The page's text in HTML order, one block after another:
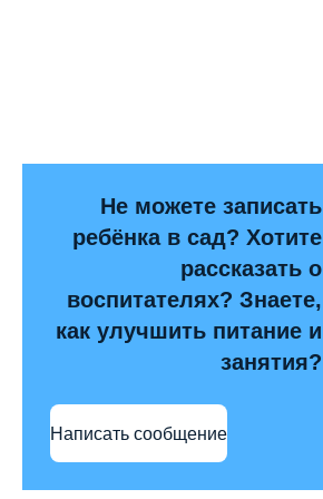
Не можете записать
ребёнка в сад? Хотите
рассказать о
воспитателях? Знаете,
как улучшить питание и
занятия?
Написать сообщение